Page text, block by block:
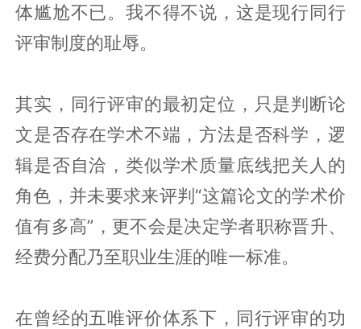
体尴尬不已。我不得不说，这是现行同行
评审制度的耻辱。
其实，同行评审的最初定位，只是判断论
文是否存在学术不端，方法是否科学，逻
辑是否自洽，类似学术质量底线把关人的
角色，并未要求来评判“这篇论文的学术价
值有多高”，更不会是决定学者职称晋升、
经费分配乃至职业生涯的唯一标准。
在曾经的五唯评价体系下，同行评审的功